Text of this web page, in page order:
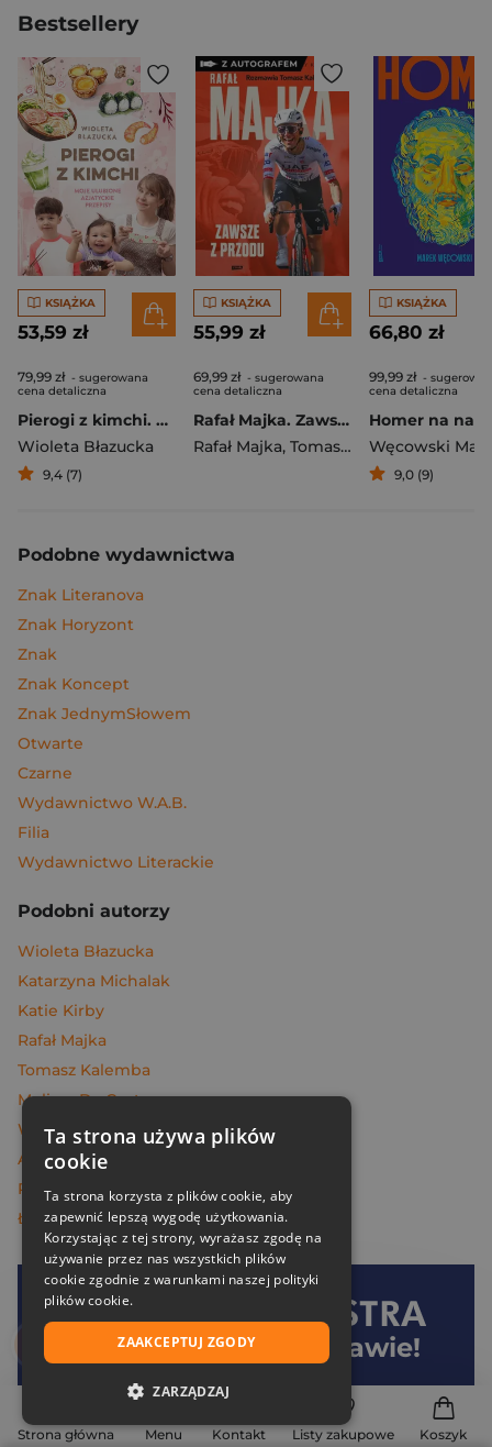
Strona główna Menu Kontakt Listy zakupowe Koszyk
Bestsellery
KSIĄŻKA
53,59 zł
79,99 zł - sugerowana
cena detaliczna
Pierogi z kimchi. Moje ulubione azjatyckie przepisy
Wioleta Błazucka
9,4 (7)
KSIĄŻKA
55,99 zł
69,99 zł - sugerowana
cena detaliczna
Rafał Majka. Zawsze z przodu. Rozmawia Tomasz Kalemba - książka z autografem
Rafał Majka, Tomasz Kalemba
KSIĄŻKA
66,80 zł
99,99 zł -
cena detaliczna
Węcowski
9,0 (9)
Podobne wydawnictwa
Znak Literanova
Znak Horyzont
Znak
Znak Koncept
Znak JednymSłowem
Otwarte
Czarne
Wydawnictwo W.A.B.
Filia
Wydawnictwo Literackie
Podobni autorzy
Wioleta Błazucka
Katarzyna Michalak
Katie Kirby
Rafał Majka
Tomasz Kalemba
Melissa Da Costa
Węcowski Marek
Andrzej Maleszka
Piotr Oczko
Łukasz Müller
Dołącz doZnak
i oszczędzaj na dostawie!
Twoje korzyści:
Ta strona używa plików
cookie
Ta strona korzysta z plików cookie, aby
zapewnić lepszą wygodę użytkowania.
Korzystając z tej strony, wyrażasz zgodę na
używanie przez nas wszystkich plików
cookie zgodnie z warunkami naszej polityki
plików cookie.
ZAAKCEPTUJ ZGODY
ZARZĄDZAJ
NIEZBĘDNE